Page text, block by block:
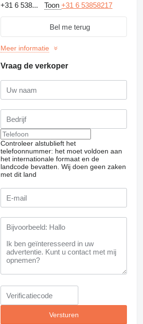
+31 6 538... Toon+31 6 53858217
Bel me terug
Meer informatie
Vraag de verkoper
Controleer alstublieft het
telefoonnummer: het moet voldoen aan
het internationale formaat en de
landcode bevatten. Wij doen geen zaken
met dit land